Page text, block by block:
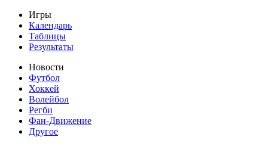
Игры
Календарь
Таблицы
Результаты
Новости
Футбол
Хоккей
Волейбол
Регби
Фан-Движение
Другое